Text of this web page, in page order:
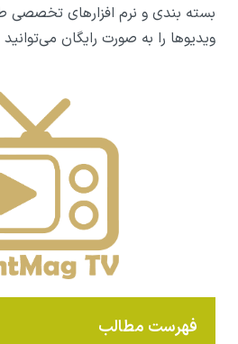
بسته بندی و نرم افزارهای تخصصی
ویدیوها را به صورت رایگان
فهرست مطالب